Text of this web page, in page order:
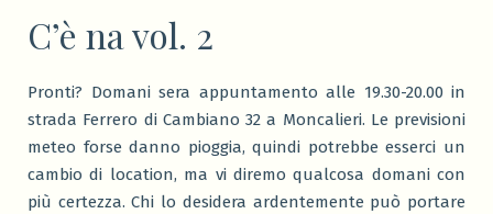
C’è na vol. 2
Pronti? Domani sera appuntamento alle 19.30-20.00 in
strada Ferrero di Cambiano 32 a Moncalieri. Le previsioni
meteo forse danno pioggia, quindi potrebbe esserci un
cambio di location, ma vi diremo qualcosa domani con
più certezza. Chi lo desidera ardentemente può portare